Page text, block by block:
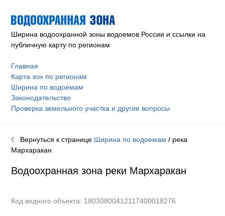
Ширина водоохранной зоны водоемов России и ссылки на
публичную карту по регионам
Главная
Карта зон по регионам
Ширина по водоемам
Законодательство
Проверка земельного участка и другие вопросы
Вернуться к странице Ширина по водоемам / река
Мархаракан
Водоохранная зона реки Мархаракан
Код водного объекта: 18030800412117400018276